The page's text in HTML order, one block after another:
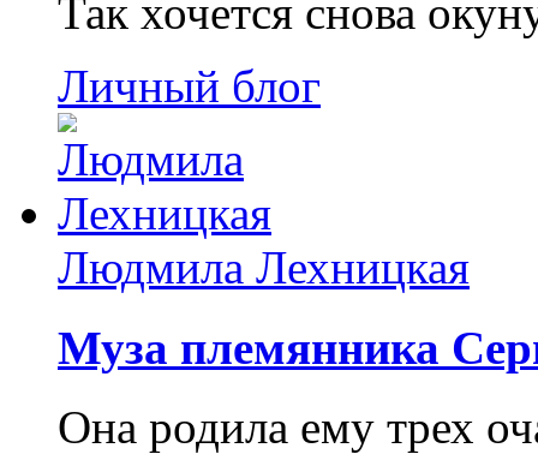
Так хочется снова
Личный блог
Людмила Лехницкая
Муза племянника
Она родила ему трех